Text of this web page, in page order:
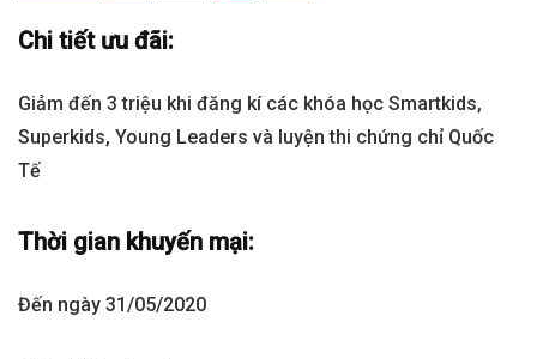
Chi tiết ưu đãi:
Giảm đến 3 triệu khi đăng kí các khóa học Smartkids,
Superkids, Young Leaders và luyện thi chứng chỉ Quốc
Tế
Thời gian khuyến mại:
Đến ngày 31/05/2020